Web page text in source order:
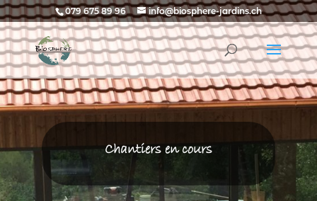
079 675 89 96 info@biosphere-jardins.ch
Chantiers en cours